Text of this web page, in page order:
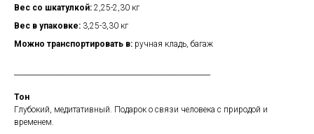
Вес со шкатулкой: 2,25-2,30 кг
Вес в упаковке: 3,25-3,30 кг
Можно транспортировать в: ручная кладь, багаж
Тон
Глубокий, медитативный. Подарок о связи человека с природой и
временем.